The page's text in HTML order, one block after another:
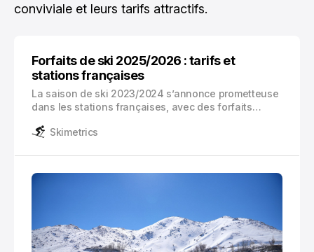
conviviale et leurs tarifs attractifs.
Forfaits de ski 2025/2026 : tarifs et
stations françaises
La saison de ski 2023/2024 s’annonce prometteuse
dans les stations françaises, avec des forfaits
ski représentent votre passeport pour accéder aux
votre budget vacances.
Skimetrics